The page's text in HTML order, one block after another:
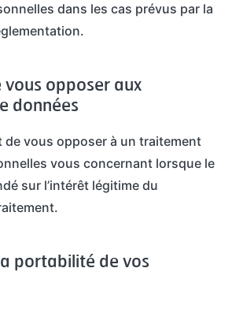
dans les cas prévus par la
opposer aux
données
de vous opposer à un traitement
vous concernant lorsque le
sur l’intérêt légitime du
portabilité de vos